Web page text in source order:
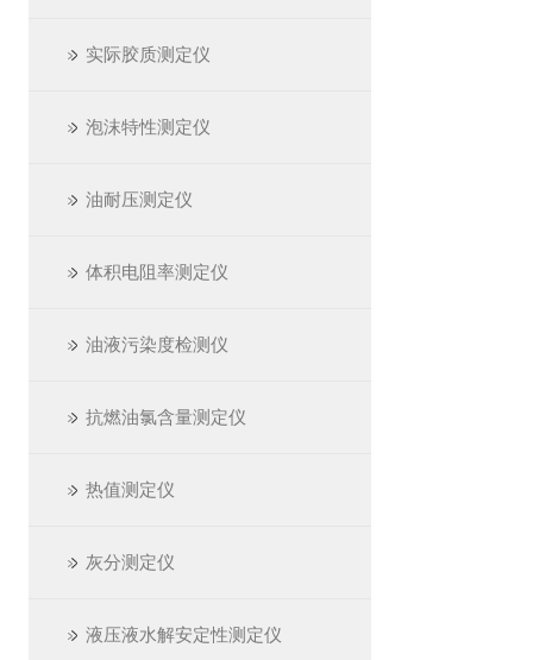
实际胶质测定仪
泡沫特性测定仪
油耐压测定仪
体积电阻率测定仪
油液污染度检测仪
抗燃油氯含量测定仪
热值测定仪
灰分测定仪
液压液水解安定性测定仪